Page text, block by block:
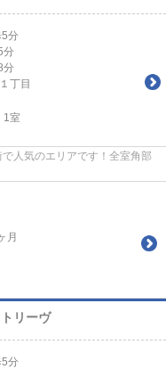
5分
分
分
１丁目
1室
人気のエリアです！全室角部
月
リーヴ
5分